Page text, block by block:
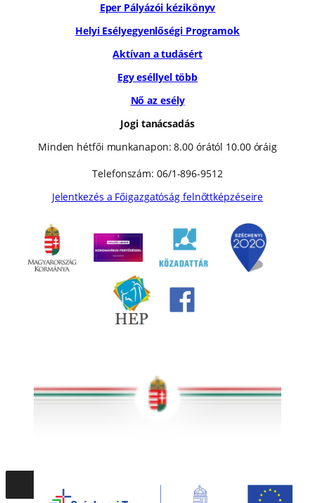
Eper Pályázói kézikönyv
Helyi Esélyegyenlőségi Programok
Aktívan a tudásért
Egy eséllyel több
Nő az esély
Jogi tanácsadás
Minden hétfői munkanapon: 8.00 órától 10.00 óráig
Telefonszám: 06/1-896-9512
Jelentkezés a Főigazgatóság felnőttképzéseire